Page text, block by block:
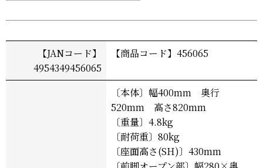
【JANコード】
4954349456065
【商品コード】456065
〔本体〕幅400mm 奥行
520mm 高さ820mm
〔重量〕4.8kg
〔耐荷重〕80kg
〔座面高さ(SH)〕430mm